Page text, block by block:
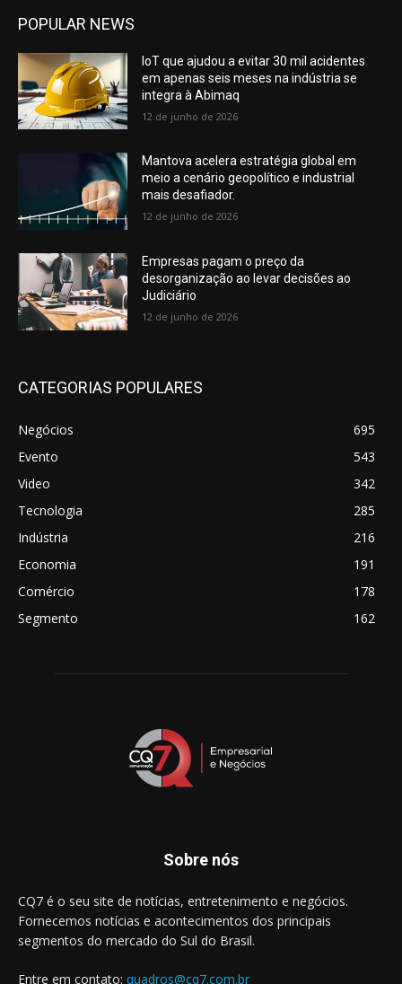
POPULAR NEWS
IoT que ajudou a evitar 30 mil acidentes
em apenas seis meses na indústria se
integra à Abimaq
12 de junho de 2026
Mantova acelera estratégia global em
meio a cenário geopolítico e industrial
mais desafiador.
12 de junho de 2026
Empresas pagam o preço da
desorganização ao levar decisões ao
Judiciário
12 de junho de 2026
CATEGORIAS POPULARES
Negócios
695
Evento
543
Video
342
Tecnologia
285
Indústria
216
Economia
191
Comércio
178
Segmento
162
Sobre nós
CQ7 é o seu site de notícias, entretenimento e negócios.
Fornecemos notícias e acontecimentos dos principais
segmentos do mercado do Sul do Brasil.
Entre em contato: quadros@cq7.com.br